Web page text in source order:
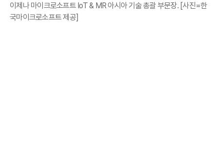
이제나 마이크로소프트 IoT & MR 아시아 기술 총괄 부문장. [사진=한
국마이크로소프트 제공]